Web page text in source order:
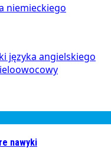
niemieckiego
języka angielskiego
nawyki